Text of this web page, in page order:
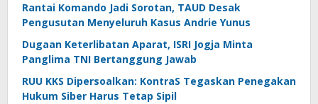
Rantai Komando Jadi Sorotan, TAUD Desak
Pengusutan Menyeluruh Kasus Andrie Yunus
Dugaan Keterlibatan Aparat, ISRI Jogja Minta
Panglima TNI Bertanggung Jawab
RUU KKS Dipersoalkan: KontraS Tegaskan Penegakan
Hukum Siber Harus Tetap Sipil